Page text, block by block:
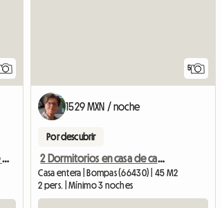
Casa Bompas F2 Con Garaje Y Terraza
5
1529 MXN / noche
Por descubrir
2 Dormitorios en casa de campo, alejada del pueblo.
Casa entera | Bompas (66430) | 45 M2
2 pers. | Mínimo 3 noches